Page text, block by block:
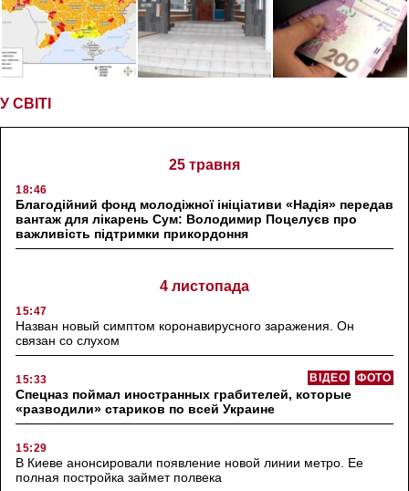
У СВІТІ
25 травня
18:46
Благодійний фонд молодіжної ініціативи «Надія» передав
вантаж для лікарень Сум: Володимир Поцелуєв про
важливість підтримки прикордоння
4 листопада
15:47
Назван новый симптом коронавирусного заражения. Он
связан со слухом
15:33 ФОТО
ВІДЕО
Спецназ поймал иностранных грабителей, которые
«разводили» стариков по всей Украине
15:29
В Киеве анонсировали появление новой линии метро. Ее
полная постройка займет полвека